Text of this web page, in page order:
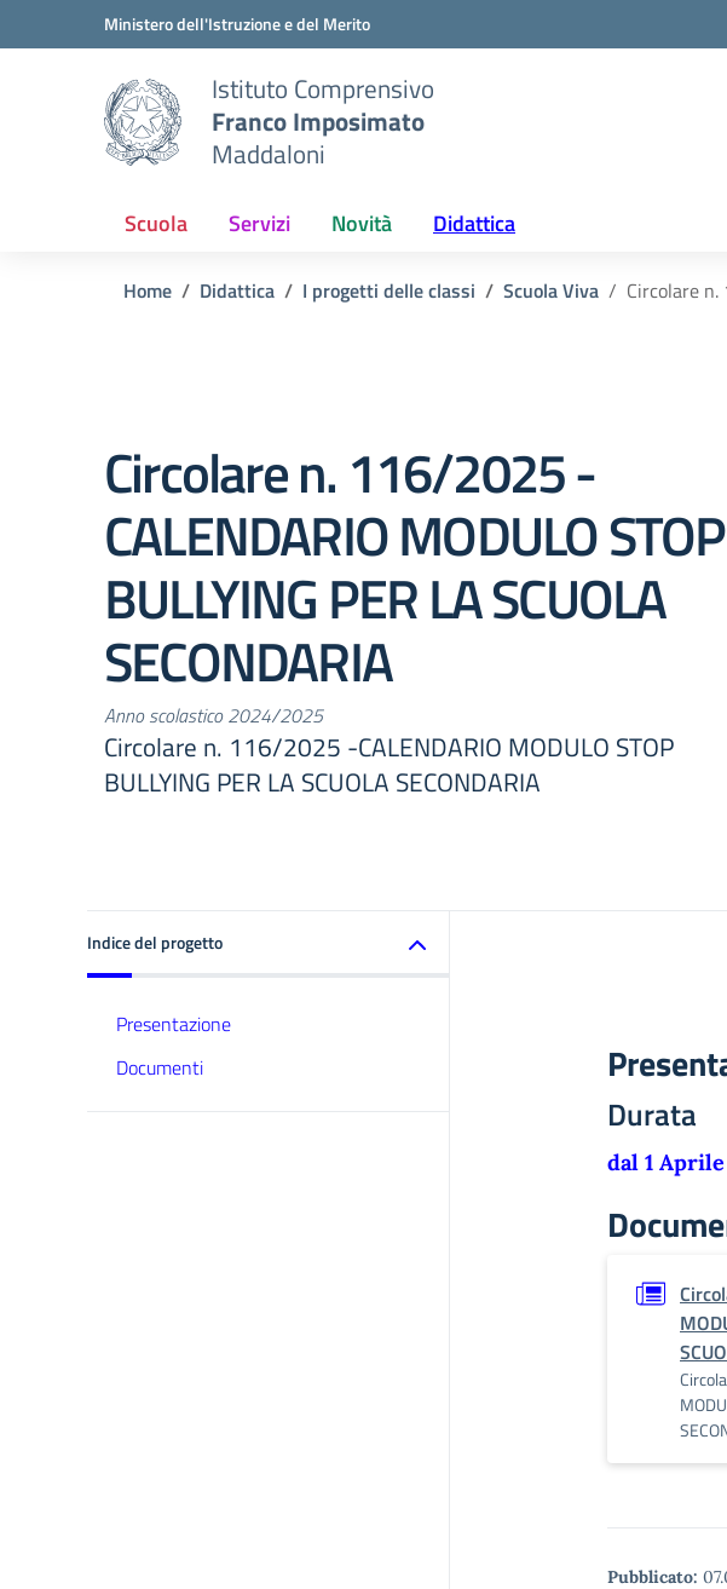
Vai ai contenuti
Vai al menu di navigazioneMinistero dell'Istruzione e del Merito
Istituto Comprensivo
Franco Imposimato
Maddaloni
Scuola Servizi Novità Didattica
Home Didattica I progetti delle classi Scuola Viva Circolare n.
Circolare n. 116/2025 -
CALENDARIO MODULO STOP
BULLYING PER LA SCUOLA
SECONDARIA
Anno scolastico 2024/2025
Circolare n. 116/2025 -CALENDARIO MODULO STOP
BULLYING PER LA SCUOLA SECONDARIA
Indice del progetto
Presentazione
Documenti
Durata
dal 1
Pubblicato: